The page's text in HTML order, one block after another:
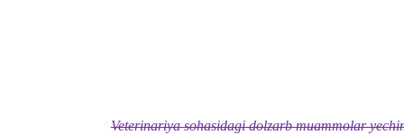
Veterinariya sohasidagi dolzarb muammolar